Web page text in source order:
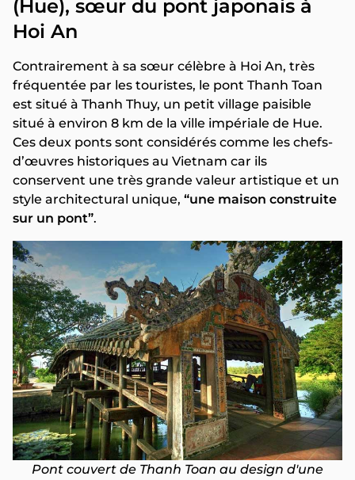
(Hue), sœur du pont japonais à
Hoi An
Contrairement à sa sœur célèbre à Hoi An, très
fréquentée par les touristes, le pont Thanh Toan
est situé à Thanh Thuy, un petit village paisible
situé à environ 8 km de la ville impériale de Hue.
Ces deux ponts sont considérés comme les chefs-
d’œuvres historiques au Vietnam car ils
conservent une très grande valeur artistique et un
style architectural unique, “une maison construite
sur un pont”.
Pont couvert de Thanh Toan au design d'une